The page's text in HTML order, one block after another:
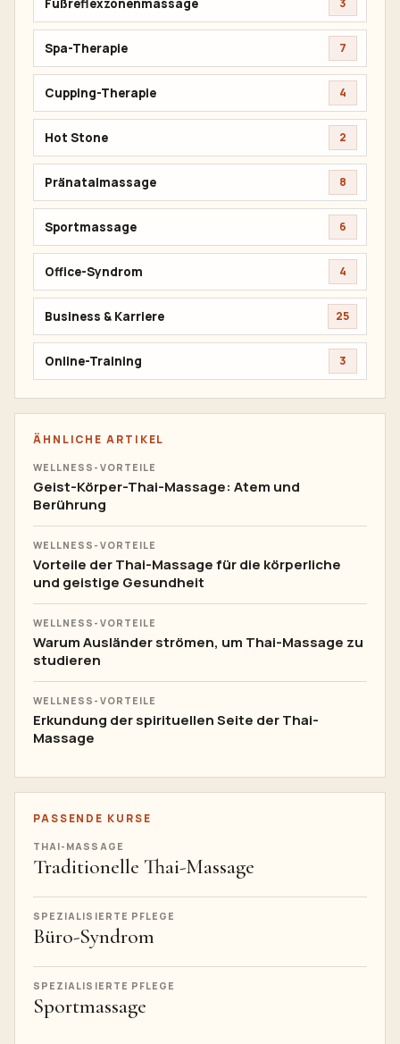
3
Spa-Therapie 7
Cupping-Therapie 4
Hot Stone 2
Pränatalmassage 8
Sportmassage 6
Office-Syndrom 4
Business & Karriere 25
Online-Training 3
ÄHNLICHE ARTIKEL
WELLNESS-VORTEILE
Geist-Körper-Thai-Massage: Atem und
Berührung
WELLNESS-VORTEILE
Vorteile der Thai-Massage für die körperliche
und geistige Gesundheit
WELLNESS-VORTEILE
Warum Ausländer strömen, um Thai-Massage zu
studieren
WELLNESS-VORTEILE
Erkundung der spirituellen Seite der Thai-
Massage
PASSENDE KURSE
THAI-MASSAGE
Traditionelle Thai-Massage
SPEZIALISIERTE PFLEGE
Büro-Syndrom
SPEZIALISIERTE PFLEGE
Sportmassage